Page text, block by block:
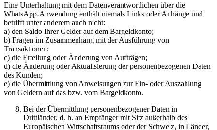
Eine Unterhaltung mit dem Datenverantwortlichen über die
WhatsApp-Anwendung enthält niemals Links oder Anhänge und
betrifft unter anderem auch nicht:
a) den Saldo Ihrer Gelder auf dem Bargeldkonto;
b) Fragen im Zusammenhang mit der Ausführung von
Transaktionen;
c) die Erteilung oder Änderung von Aufträgen;
d) die Änderung oder Aktualisierung der personenbezogenen Daten
des Kunden;
e) die Übermittlung von Anweisungen zur Ein- oder Auszahlung
von Geldern auf das bzw. vom Bargeldkonto.
Bei der Übermittlung personenbezogener Daten in
Drittländer, d. h. an Empfänger mit Sitz außerhalb des
Europäischen Wirtschaftsraums oder der Schweiz, in Länder,